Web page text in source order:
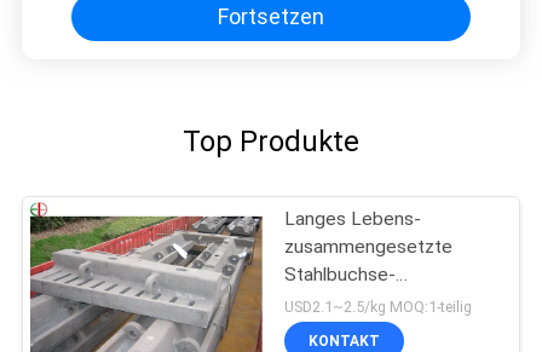
Fortsetzen
Top Produkte
Langes Lebens-
zusammengesetzte
Stahlbuchse-
Gummizwischenlage für
SAG-Mühlball-Mühlen
USD2.1~2.5/kg MOQ:1-teilig
KONTAKT